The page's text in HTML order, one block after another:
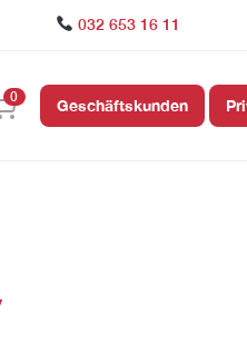
032 653 16 11
0 Geschäftskunden